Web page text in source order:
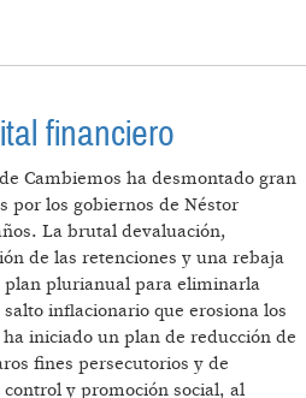
financiero
Cambiemos ha desmontado gran
por los gobiernos de Néstor
La brutal devaluación,
de las retenciones y una rebaja
plan plurianual para eliminarla
inflacionario que erosiona los
iniciado un plan de reducción de
fines persecutorios y de
y promoción social, al